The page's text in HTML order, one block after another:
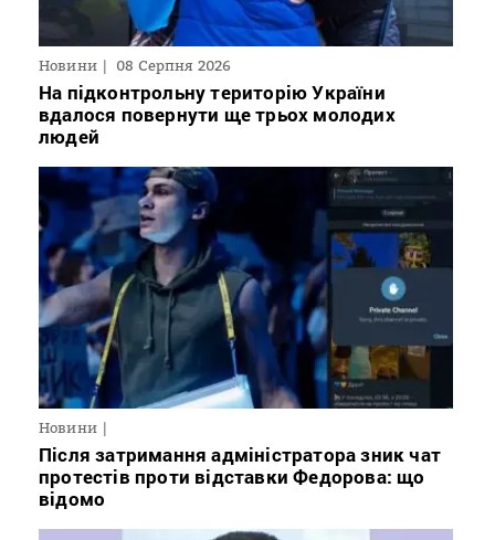
Новини 08 Серпня 2026
На підконтрольну територію України
вдалося повернути ще трьох молодих
людей
Новини
Після затримання адміністратора зник чат
протестів проти відставки Федорова: що
відомо